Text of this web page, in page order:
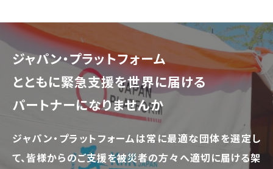
ジャパン・プラットフォーム
とともに緊急支援を世界に届ける
パートナーになりませんか
ジャパン・プラットフォームは常に最適な団体を選定し
て、皆様からのご支援を被災者の方々へ適切に届ける架